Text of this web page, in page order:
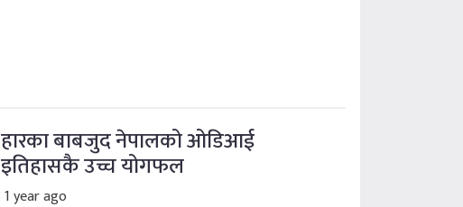
हारका बाबजुद नेपालको ओडिआई
इतिहासकै उच्च योगफल
1 year ago